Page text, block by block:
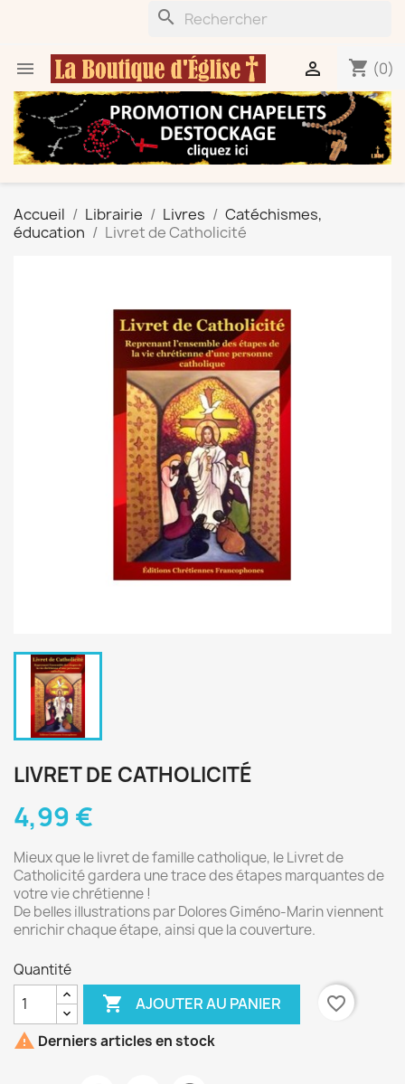
search
 shopping_cart (0)

Accueil Librairie Livres
Catéchismes,
éducation
Livret de Catholicité
LIVRET DE CATHOLICITÉ
4,99 €
Mieux que le livret de famille catholique, le Livret de
Catholicité gardera une trace des étapes marquantes de
votre vie chrétienne !
De belles illustrations par Dolores Giméno-Marin viennent
enrichir chaque étape, ainsi que la couverture.
Quantité
 AJOUTER AU PANIER
favorite_border
 Derniers articles en stock